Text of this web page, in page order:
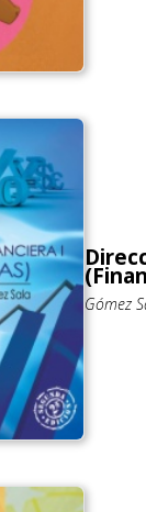
Gómez